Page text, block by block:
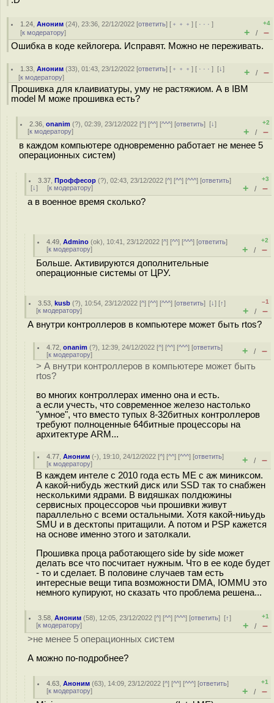
1.24 ,Аноним (24), 23:36, 22/12/2022 [ответить] [ ﹢﹢﹢] [ · · ·]
[к модератору]
+4
+ / –
Ошибка в коде кейлогера. Исправят. Можно не переживать.
1.33 ,Аноним (33), 01:43, 23/12/2022 [ответить] [ ﹢﹢﹢] [ · · ·][↓]
[к модератору] + / –
Прошивка для клаивиатуры, уму не растяжиом. А в IBM
model M може прошивка есть?
2.36 ,onanim (?), 02:39, 23/12/2022 [^] [^^] [^^^] [ответить][↓]
[к модератору]
+2
+ / –
в каждом компьютере одновременно работает не менее 5
операционных систем)
3.37 ,Проффесор (?), 02:43, 23/12/2022 [^] [^^] [^^^] [ответить]
[↓] [к модератору]
+3
+ / –
а в военное время сколько?
4.49 ,Admino (ok), 10:41, 23/12/2022 [^] [^^] [^^^] [ответить]
[к модератору]
+2
+ / –
Больше. Активируются дополнительные
операционные системы от ЦРУ.
3.53 ,kusb (?), 10:54, 23/12/2022 [^] [^^] [^^^] [ответить][↓] [↑]
[к модератору]
–1
+ / –
А внутри контроллеров в компьютере может быть rtos?
4.72 ,onanim (?), 12:39, 24/12/2022 [^] [^^] [^^^] [ответить]
[к модератору] + / –
> А внутри контроллеров в компьютере может быть
rtos?
во многих контроллерах именно она и есть.
а если учесть, что современное железо настолько
"умное", что вместо тупых 8-32битных контроллеров
требуют полноценные 64битные процессоры на
архитектуре ARM...
4.77 ,Аноним (-), 19:10, 24/12/2022 [^] [^^] [^^^] [ответить]
[к модератору] + / –
В каждем интеле с 2010 года есть ME с аж миниксом.
А какой-нибудь жесткий диск или SSD так то снабжен
несколькими ядрами. В видяшках полдюжины
сервисных процессоров чьи прошивки живут
параллельно с всеми остальными. Хотя какой-ниьудь
SMU и в десктопы притащили. А потом и PSP кажется
на основе именно этого и затолкали.
Прошивка проца работающего side by side может
делать все что посчитает нужным. Что в ее коде будет
- то и сделает. В половине случаев там есть
интересные вещи типа возможности DMA, IOMMU это
немного купируют, но сказать что проблема решена...
3.58 ,Аноним (58), 12:05, 23/12/2022 [^] [^^] [^^^] [ответить][↑]
[к модератору]
+1
+ / –
>не менее 5 операционных систем
А можно по-подробнее?
4.63 ,Аноним (63), 14:09, 23/12/2022 [^] [^^] [^^^] [ответить]
[к модератору]
+1
+ / –